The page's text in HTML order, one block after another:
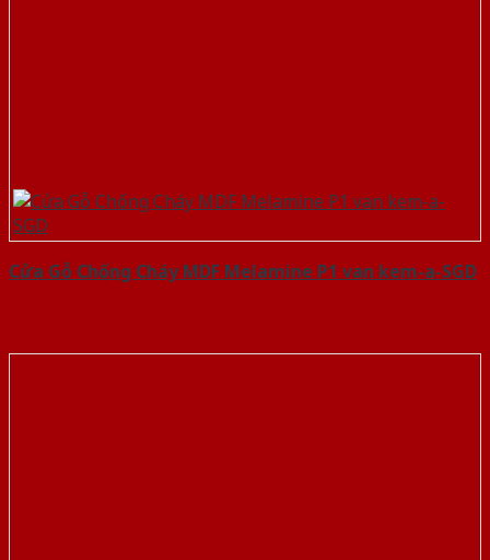
Cửa Gỗ Chống Cháy MDF Melamine P1 van kem-a-SGD